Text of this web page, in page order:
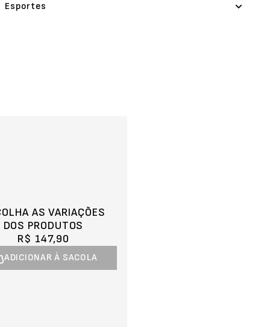
Esportes
AS VARIAÇÕES
DOS PRODUTOS
R$ 147,90
ADICIONAR À SACOLA